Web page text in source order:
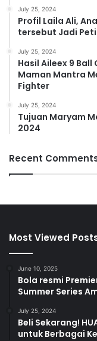
July 25, 2024
Profil Laila Ali,
tersebut Jadi
July 25, 2024
Hasil Aileex 9
Maman Mantra
Fighter
July 25, 2024
Tujuan Maryam
2024
Recent
Most Viewed
June 10, 2025
Bola resmi
Summer Series
July 25, 2024
Beli Sekarang!
untuk Berbagai